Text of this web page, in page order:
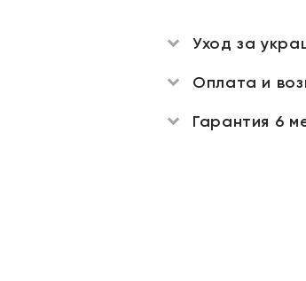
Уход за
Оплата и
Гарантия 6